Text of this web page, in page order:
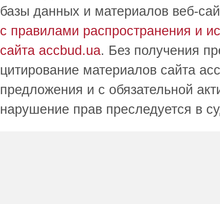
базы данных и материалов веб-
с правилами распространения и
сайта accbud.ua. Без получения
цитирование материалов сайта
предложения и с обязательной
нарушение прав преследуется в